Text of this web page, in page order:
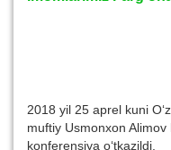
2018 yil 25 aprel kuni
muftiy Usmonxon
konferensiya o‘tkazildi.